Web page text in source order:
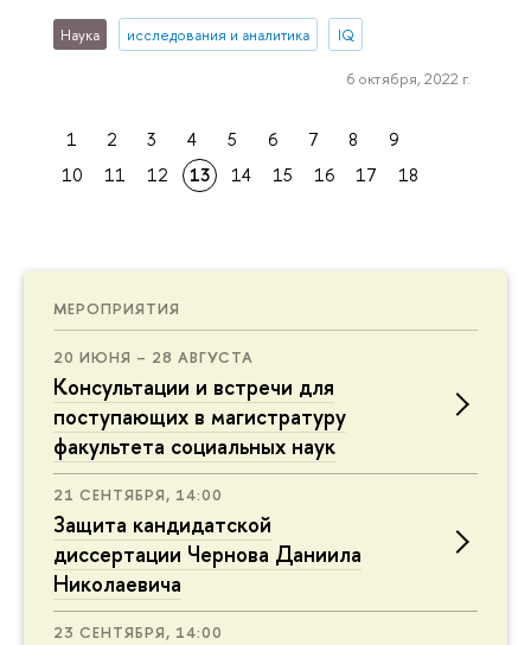
МЕРОПРИЯТИЯ
20 ИЮНЯ – 28 АВГУСТА
Консультации и встречи для
поступающих в магистратуру
факультета социальных наук
21 СЕНТЯБРЯ, 14:00
Защита кандидатской
диссертации Чернова Даниила
Николаевича
23 СЕНТЯБРЯ, 14:00
Наука исследования и аналитика IQ
6 октября, 2022 г.
1 2 3 4 5 6 7 8
9
10
11 12 13 14 15 16 17 18